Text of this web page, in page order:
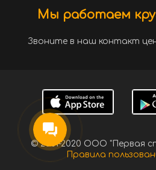
Мы работаем
Звоните в наш контакт
© 2001-2020 ООО "Первая
Правила